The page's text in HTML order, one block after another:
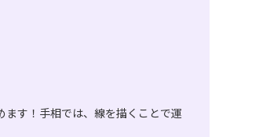
す！手相では、線を描くことで運